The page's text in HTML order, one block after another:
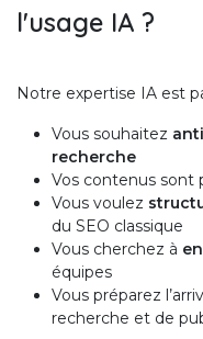
l'usage IA ?
Notre expertise IA est
Vous souhaitez
recherche
Vos contenus sont
Vous voulez
du SEO classique
Vous cherchez à
équipes
Vous préparez
recherche et de